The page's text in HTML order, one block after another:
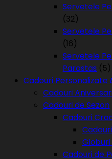
Servetele
(32)
Servetele
(16)
Servetele
Parastas (5)
Cadouri Personalizate
Cadouri
Cadouri de Sezon
Cadouri
Cadouri de